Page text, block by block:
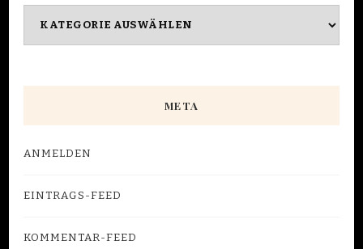
META
ANMELDEN
EINTRAGS-FEED
KOMMENTAR-FEED